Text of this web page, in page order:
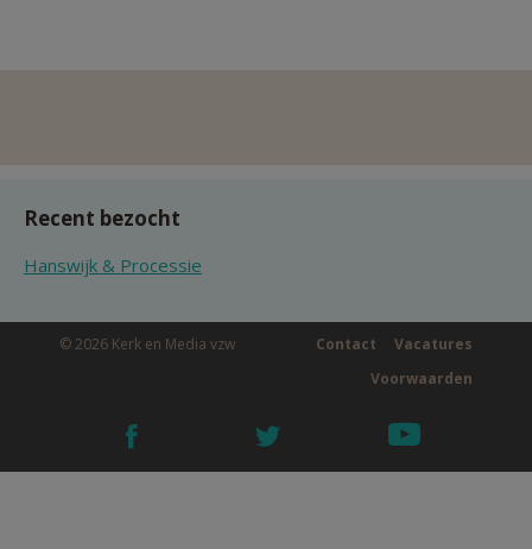
Recent bezocht
Hanswijk & Processie
© 2026 Kerk en Media vzw Vacatures
Contact
Voorwaarden